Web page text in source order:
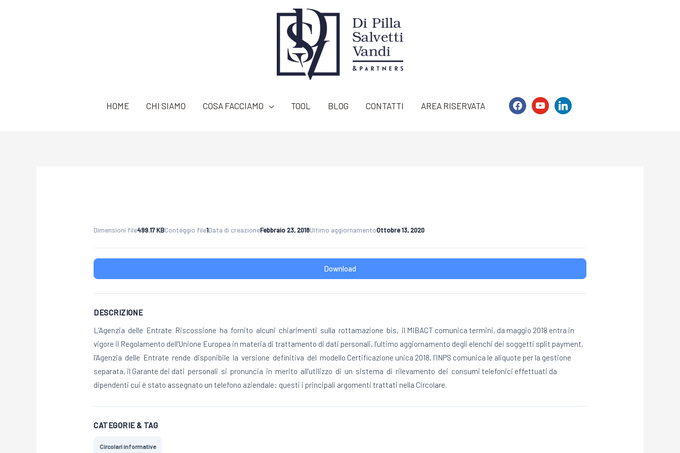
HOME CHI SIAMO COSA FACCIAMO TOOL BLOG CONTATTI AREA RISERVATA
facebookyoutubelinkedin
Dimensioni file499.17 KBConteggio file1Data di creazioneFebbraio 23, 2018Ultimo aggiornamentoOttobre 13, 2020
Download
DESCRIZIONE
L’Agenzia delle Entrate Riscossione ha fornito alcuni chiarimenti sulla rottamazione bis, il MIBACT comunica termini, da maggio 2018 entra in
vigore il Regolamento dell’Unione Europea in materia di trattamento di dati personali, l’ultimo aggiornamento degli elenchi dei soggetti split payment,
l'Agenzia delle Entrate rende disponibile la versione definitiva del modello Certificazione unica 2018, l’INPS comunica le aliquote per la gestione
separata, il Garante dei dati personali si pronuncia in merito all’utilizzo di un sistema di rilevamento dei consumi telefonici effettuati da
dipendenti cui è stato assegnato un telefono aziendale: questi i principali argomenti trattati nella Circolare.
CATEGORIE & TAG
Circolari informative